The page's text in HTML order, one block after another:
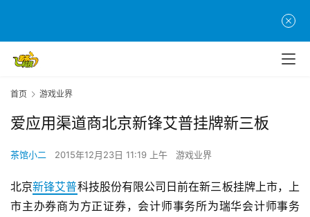
首
页
首页 游戏业界
爱应用渠道商北京新锋艾普挂牌新三板
茶馆小二 2015年12月23日 11:19 上午 游戏业界
北京新锋艾普科技股份有限公司日前在新三板挂牌上市，上
市主办券商为方正证券，会计师事务所为瑞华会计师事务